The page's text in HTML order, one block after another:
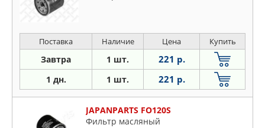
Поставка Наличие Цена Купить
Завтра 1 шт. 221 р.
1 дн. 1 шт. 221 р.
JAPANPARTS FO120S
Фильтр масляный